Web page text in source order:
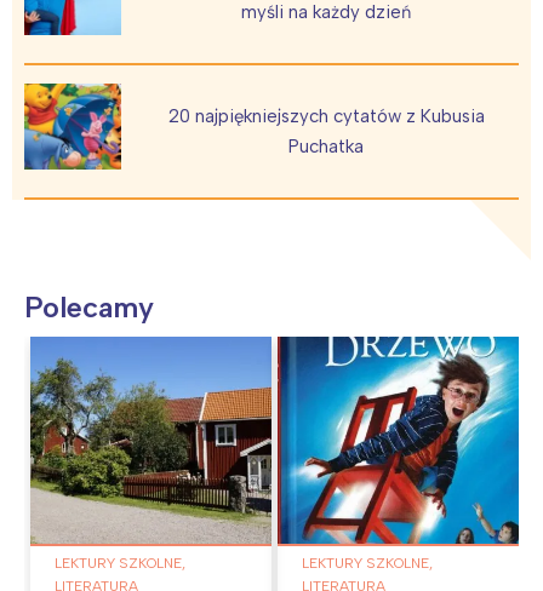
myśli na każdy dzień
20 najpiękniejszych cytatów z Kubusia
Puchatka
Polecamy
LEKTURY SZKOLNE,
LITERATURA
LEKTURY SZKOLNE,
LITERATURA